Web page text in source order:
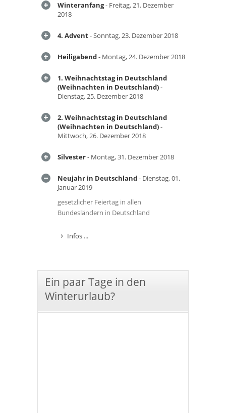
Winteranfang- Freitag, 21. Dezember
2018
4. Advent- Sonntag, 23. Dezember 2018
Heiligabend- Montag, 24. Dezember 2018
1. Weihnachtstag in Deutschland
(Weihnachten in Deutschland)-
Dienstag, 25. Dezember 2018
2. Weihnachtstag in Deutschland
(Weihnachten in Deutschland)-
Mittwoch, 26. Dezember 2018
Silvester- Montag, 31. Dezember 2018
Neujahr in Deutschland- Dienstag, 01.
Januar 2019
gesetzlicher Feiertag in allen
Bundesländern in Deutschland
Infos ...
Ein paar Tage in den
Winterurlaub?